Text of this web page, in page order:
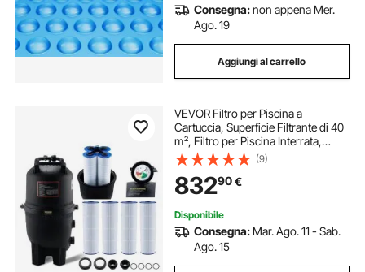
Consegna:non appena Mer.
Ago. 19
Aggiungi al carrello
VEVOR Filtro per Piscina a
Cartuccia, Superficie Filtrante di 40
m², Filtro per Piscina Interrata,
Sistema di Filtrazione per Piscine
Fuori Terra con Filtro Anti-perdite
(9)
83290€
Disponibile
Consegna: Mar. Ago. 11 - Sab.
Ago. 15